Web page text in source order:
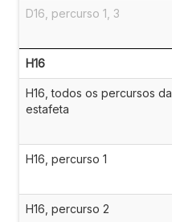
D16, percurso 1, 3
H16
H16, todos os percursos da
estafeta
H16, percurso 1
H16, percurso 2